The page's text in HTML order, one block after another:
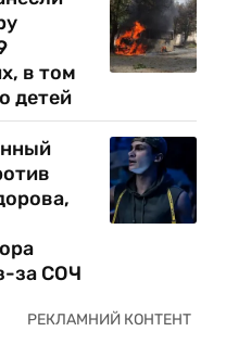
в том
детей
за СОЧ